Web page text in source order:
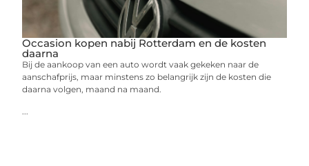
Occasion kopen nabij Rotterdam en de kosten
daarna
Bij de aankoop van een auto wordt vaak gekeken naar de
aanschafprijs, maar minstens zo belangrijk zijn de kosten die
daarna volgen, maand na maand.